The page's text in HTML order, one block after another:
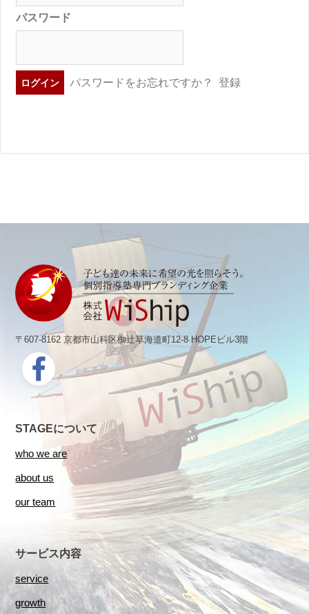
パスワード
パスワードをお忘れですか？ 登録
〒607-8162 京都市山科区椥辻草海道町12-8 HOPEビル3階
STAGEについて
who we are
about us
our team
サービス内容
service
growth